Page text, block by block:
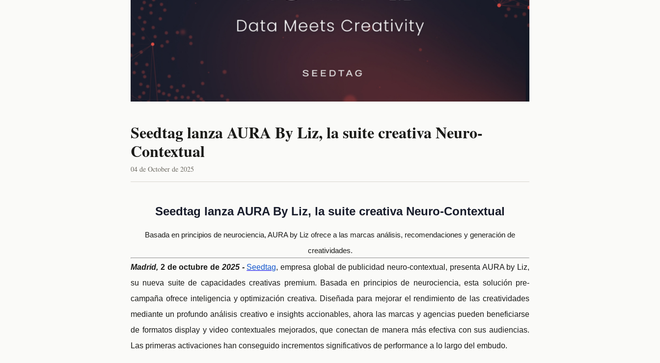
Seedtag lanza AURA By Liz, la suite creativa Neuro-
Contextual
04 de October de 2025
Seedtag lanza AURA By Liz, la suite creativa Neuro-Contextual
Basada en principios de neurociencia, AURA by Liz ofrece a las marcas análisis, recomendaciones y generación de
creatividades.
Madrid, 2 de octubre de 2025 - Seedtag, empresa global de publicidad neuro-contextual, presenta AURA by Liz,
su nueva suite de capacidades creativas premium. Basada en principios de neurociencia, esta solución pre-
campaña ofrece inteligencia y optimización creativa. Diseñada para mejorar el rendimiento de las creatividades
mediante un profundo análisis creativo e insights accionables, ahora las marcas y agencias pueden beneficiarse
de formatos display y video contextuales mejorados, que conectan de manera más efectiva con sus audiencias.
Las primeras activaciones han conseguido incrementos significativos de performance a lo largo del embudo.